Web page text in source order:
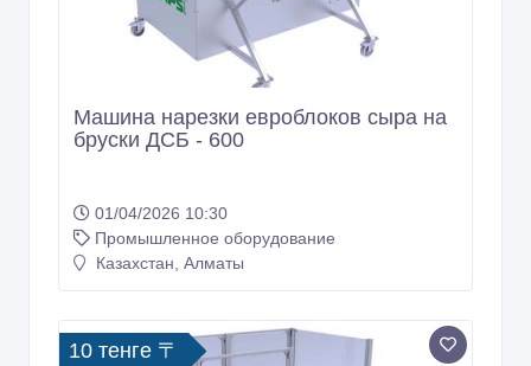
Машина нарезки евроблоков сыра на
бруски ДСБ - 600
01/04/2026 10:30
Промышленное оборудование
Казахстан, Алматы
10 тенге 〒